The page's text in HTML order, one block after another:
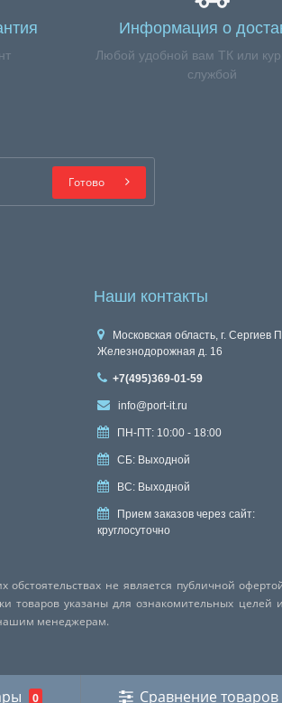
Информация о
Любой удобной вам ТК или
службой
Готово
Наши контакты
Московская область, г. Сергиев
Железнодорожная д. 16
+7(495)369-01-59
info@port-it.ru
ПН-ПТ: 10:00 - 18:00
СБ: Выходной
ВС: Выходной
Прием заказов через сайт:
круглосуточно
не является публичной
товаров указаны для ознакомительных
менеджерам.
0 Сравнение товаров